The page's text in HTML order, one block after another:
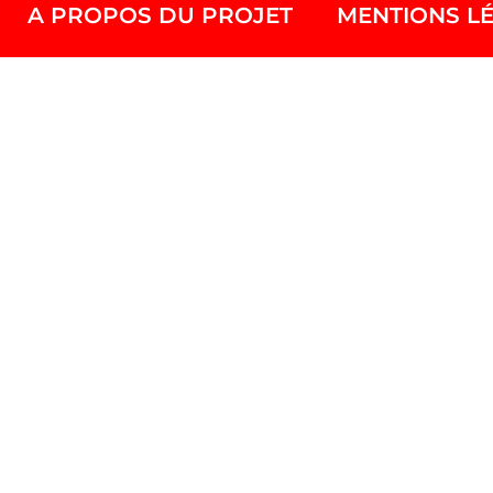
A PROPOS DU PROJET MENTIONS